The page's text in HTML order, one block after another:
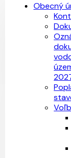
Obecný